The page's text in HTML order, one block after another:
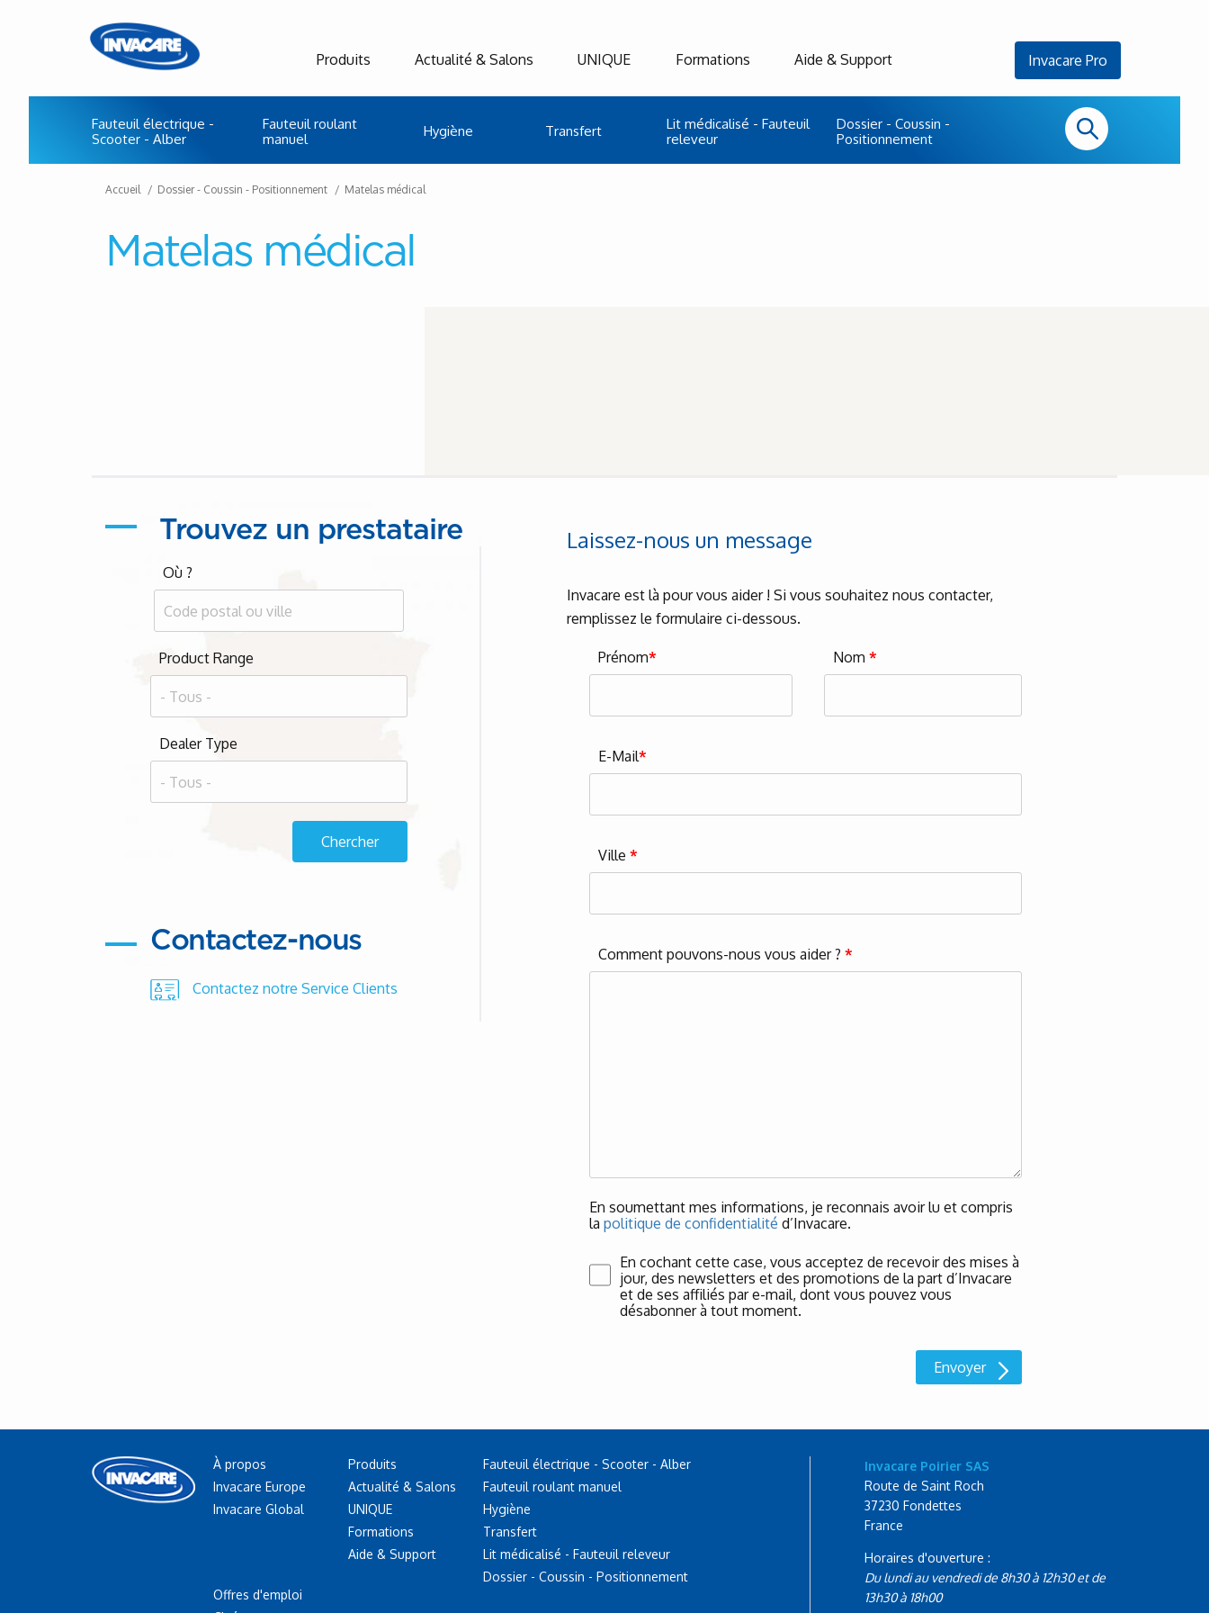
Produits
Fauteuil électrique -
Scooter - Alber
Fauteuil roulant
manuel
Hygiène Transfert
Lit médicalisé - Fauteuil
releveur
Dossier - Coussin -
Positionnement
Actualité & Salons UNIQUE Formations Aide & Support Invacare Pro
Accueil Dossier - Coussin - Positionnement Matelas médical
Matelas médical
Trouvez un prestataire
Où ?
Product Range
Dealer Type
Contactez-nous
Contactez notre Service Clients
Laissez-nous un message
Invacare est là pour vous aider ! Si vous souhaitez nous contacter,
remplissez le formulaire ci-dessous.
Prénom* Nom *
E-Mail*
Ville *
Comment pouvons-nous vous aider ? *
En soumettant mes informations, je reconnais avoir lu et compris
la politique de confidentialité d’Invacare.
En cochant cette case, vous acceptez de recevoir des mises à
jour, des newsletters et des promotions de la part d’Invacare
et de ses affiliés par e-mail, dont vous pouvez vous
désabonner à tout moment.
À propos
Invacare Europe
Invacare Global
Offres d'emploi
Produits
Actualité & Salons
UNIQUE
Formations
Aide & Support
Fauteuil électrique - Scooter - Alber
Fauteuil roulant manuel
Hygiène
Transfert
Lit médicalisé - Fauteuil releveur
Dossier - Coussin - Positionnement
Invacare Poirier SAS
Route de Saint Roch
37230 Fondettes
France
Horaires d'ouverture :
Du lundi au vendredi de 8h30 à 12h30 et de
13h30 à 18h00